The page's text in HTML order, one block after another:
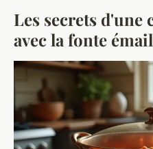
Les secrets d'une
avec la fonte